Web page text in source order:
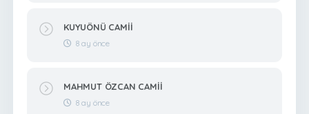
KUYUÖNÜ CAMİİ
8 ay önce
MAHMUT ÖZCAN CAMİİ
8 ay önce